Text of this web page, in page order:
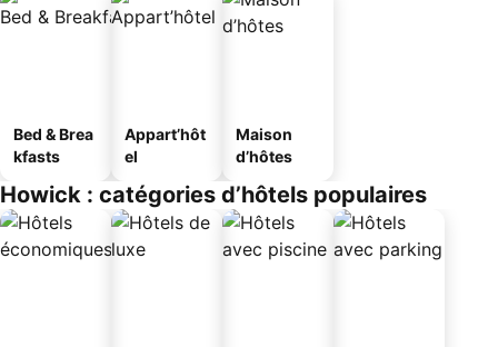
Bed & Brea
kfasts
Appart’hôt
el
Maison
d’hôtes
Howick : catégories d’hôtels populaires